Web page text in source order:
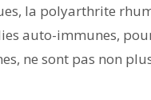
la polyarthrite
auto-immunes,
ne sont pas non